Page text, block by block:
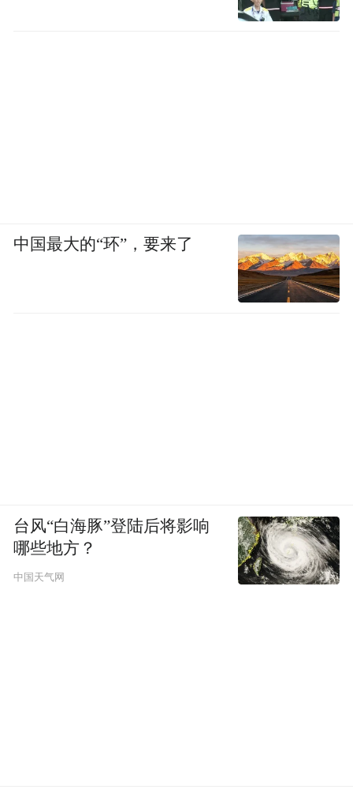
中国最大的“环”，要来了
台风“白海豚”登陆后将影响
哪些地方？
中国天气网